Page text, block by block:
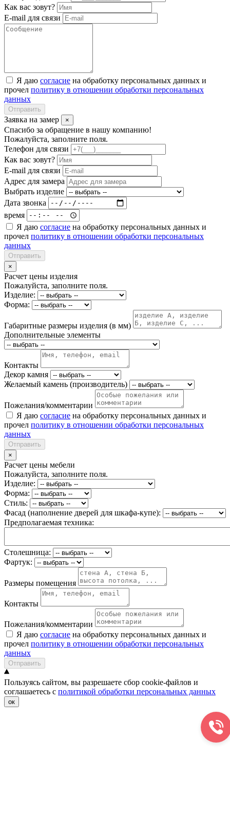
Как вас зовут?
E-mail для связи
Я даю согласие на обработку персональных данных и
прочел политику в отношении обработки персональных
данных
Отправить
Заявка на замер ×
Спасибо за обращение в нашу компанию!
Пожалуйста, заполните поля.
Телефон для связи
Как вас зовут?
E-mail для связи
Адрес для замера
Выбрать изделие
Дата звонка
время
Я даю согласие на обработку персональных данных и
прочел политику в отношении обработки персональных
данных
Отправить
×
Расчет цены изделия
Пожалуйста, заполните поля.
Изделие:
Форма:
Габаритные размеры изделия (в мм)
Дополнительные элементы
Контакты
Декор камня
Желаемый камень (производитель)
Пожелания/комментарии
Я даю согласие на обработку персональных данных и
прочел политику в отношении обработки персональных
данных
Отправить
×
Расчет цены мебели
Пожалуйста, заполните поля.
Изделие:
Форма:
Стиль:
Фасад (наполнение дверей для шкафа-купе):
Предполагаемая техника:
Столешница:
Фартук:
Размеры помещения
Контакты
Пожелания/комментарии
Я даю согласие на обработку персональных данных и
прочел политику в отношении обработки персональных
данных
Отправить
Пользуясь сайтом, вы разрешаете сбор cookie-файлов и
соглашаетесь с политикой обработки персональных данных
ок